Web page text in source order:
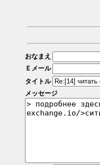
おなまえ
Ｅメール
タイトル
メッセージ